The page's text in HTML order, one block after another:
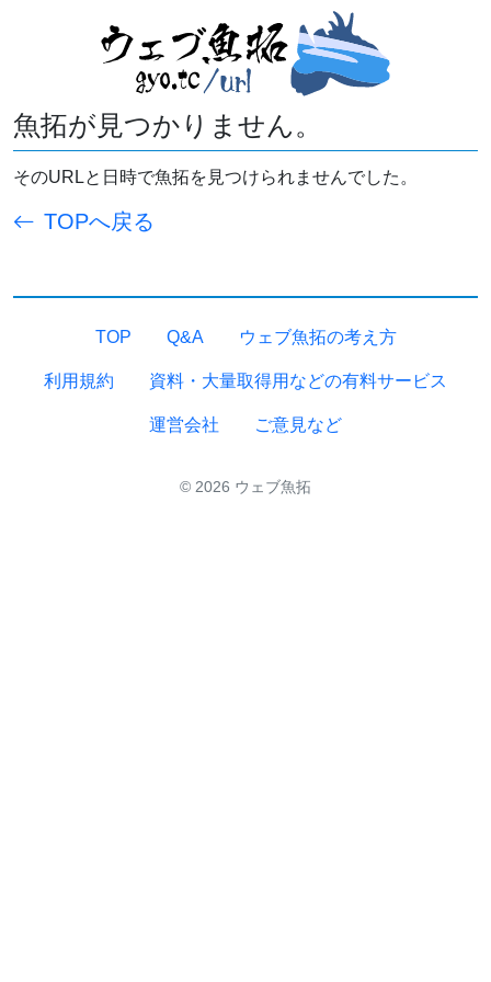
魚拓が見つかりません。
そのURLと日時で魚拓を見つけられませんでした。
TOPへ戻る
TOP Q&A ウェブ魚拓の考え方
利用規約 資料・大量取得用などの有料サービス
運営会社 ご意見など
© 2026 ウェブ魚拓